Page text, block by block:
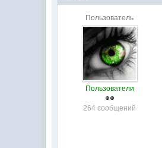
Пользователь
Пользователи
264 сообщений